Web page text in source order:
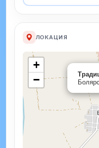
ЛОКАЦИЯ
+
−